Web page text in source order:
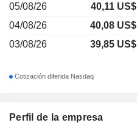
Perfil de la empresa
05/08/26
40,11 US$
04/08/26
40,08 US$
03/08/26
39,85 US$
Cotización diferida Nasdaq